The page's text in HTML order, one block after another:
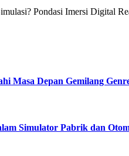
Pondasi Imersi Digital
Masa Depan Gemilang
Simulator Pabrik dan